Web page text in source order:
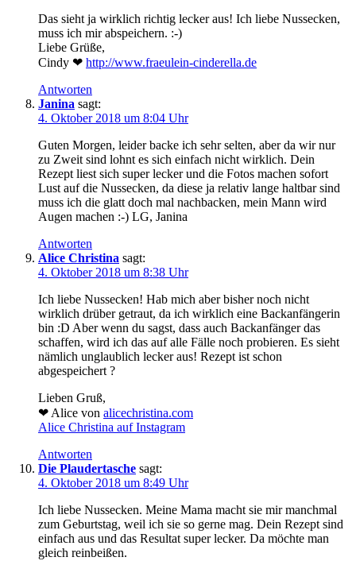
Das sieht ja wirklich richtig lecker aus! Ich liebe Nussecken,
muss ich mir abspeichern. :-)
Liebe Grüße,
Cindy ❤ http://www.fraeulein-cinderella.de
Antworten
Janina sagt:
4. Oktober 2018 um 8:04 Uhr
Guten Morgen, leider backe ich sehr selten, aber da wir nur
zu Zweit sind lohnt es sich einfach nicht wirklich. Dein
Rezept liest sich super lecker und die Fotos machen sofort
Lust auf die Nussecken, da diese ja relativ lange haltbar sind
muss ich die glatt doch mal nachbacken, mein Mann wird
Augen machen :-) LG, Janina
Antworten
Alice Christina sagt:
4. Oktober 2018 um 8:38 Uhr
Ich liebe Nussecken! Hab mich aber bisher noch nicht
wirklich drüber getraut, da ich wirklich eine Backanfängerin
bin :D Aber wenn du sagst, dass auch Backanfänger das
schaffen, wird ich das auf alle Fälle noch probieren. Es sieht
nämlich unglaublich lecker aus! Rezept ist schon
abgespeichert ?
Lieben Gruß,
❤ Alice von alicechristina.com
Alice Christina auf Instagram
Antworten
Die Plaudertasche sagt:
4. Oktober 2018 um 8:49 Uhr
Ich liebe Nussecken. Meine Mama macht sie mir manchmal
zum Geburtstag, weil ich sie so gerne mag. Dein Rezept sind
einfach aus und das Resultat super lecker. Da möchte man
gleich reinbeißen.